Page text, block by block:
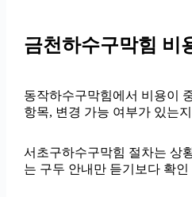
금천하수구막힘 비
동작하수구막힘에서 비용이
항목, 변경 가능 여부가 있는
서초구하수구막힘 절차는 상
는 구두 안내만 듣기보다 확